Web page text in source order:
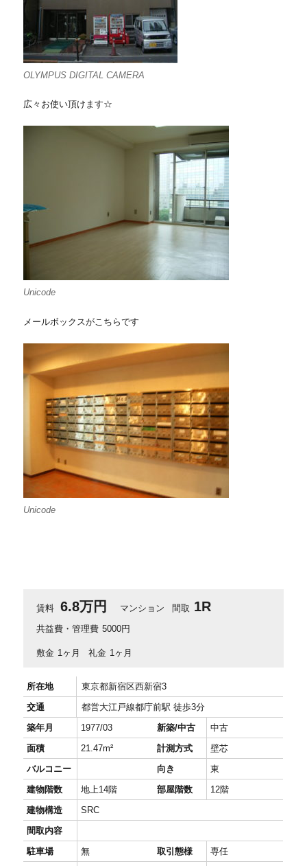
OLYMPUS DIGITAL CAMERA
広々お使い頂けます☆
Unicode
メールボックスがこちらです
Unicode
賃料 6.8万円 マンション 間取 1R
共益費・管理費 5000円
敷金 1ヶ月 礼金 1ヶ月
所在地
東京都新宿区西新宿3
交通
都営大江戸線都庁前駅 徒歩3分
築年月
1977/03 新築/中古
中古
面積
21.47m² 計測方式
壁芯
バルコニー
向き
東
建物階数
地上14階 部屋階数
12階
建物構造
SRC
間取内容
駐車場
無 取引態様
専任